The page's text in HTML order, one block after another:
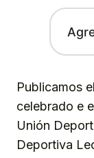
Publicamos
celebrado e
Unión
Deportiva